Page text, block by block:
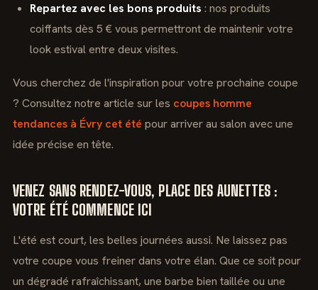
Repartez avec les bons produits : nos produits
coiffants dès 5 € vous permettront de maintenir votre
look estival entre deux visites.
Vous cherchez de l'inspiration pour votre prochaine coupe
? Consultez notre article sur les coupes homme
tendances à Évry cet été pour arriver au salon avec une
idée précise en tête.
VENEZ SANS RENDEZ-VOUS, PLACE DES AUNETTES :
VOTRE ÉTÉ COMMENCE ICI
L'été est court, les belles journées aussi. Ne laissez pas
votre coupe vous freiner dans votre élan. Que ce soit pour
un dégradé rafraîchissant, une barbe bien taillée ou une